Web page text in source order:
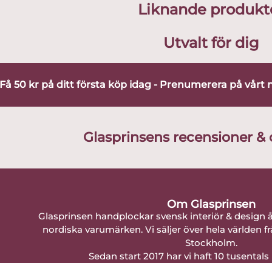
Liknande
Utvalt för dig
Få 50 kr på ditt första köp idag - Prenumerera på vårt
Glasprinsens recensioner
Om Glasprinsen
Glasprinsen handplockar svensk interiör & design
nordiska varumärken. Vi säljer över hela världen
Stockholm.
Sedan start 2017 har vi haft 10